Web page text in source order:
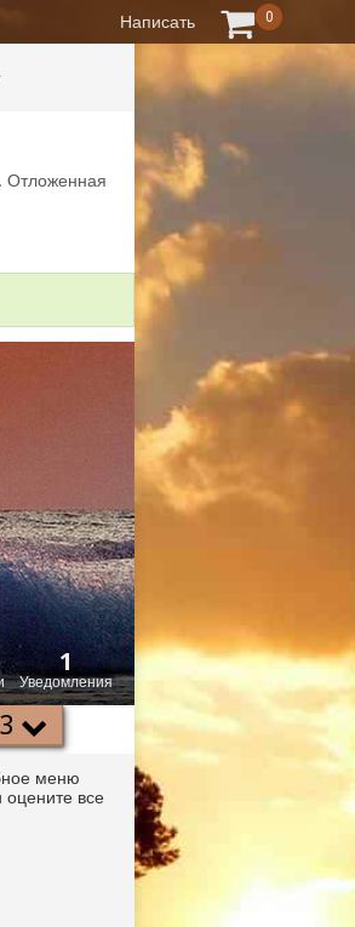
Отложенная
Уведомления
1
3
меню
оцените все
Написать 0